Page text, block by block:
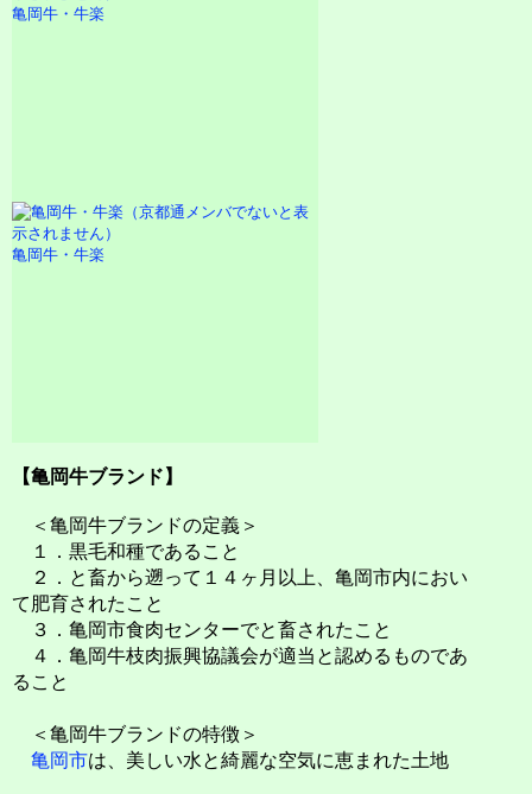
亀岡牛・牛楽
亀岡牛・牛楽
【亀岡牛ブランド】
＜亀岡牛ブランドの定義＞
１．黒毛和種であること
２．と畜から遡って１４ヶ月以上、亀岡市内におい
て肥育されたこと
３．亀岡市食肉センターでと畜されたこと
４．亀岡牛枝肉振興協議会が適当と認めるものであ
ること
＜亀岡牛ブランドの特徴＞
亀岡市は、美しい水と綺麗な空気に恵まれた土地